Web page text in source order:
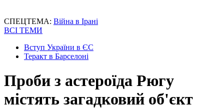
СПЕЦТЕМА: Війна в Ірані
ВСІ ТЕМИ
Вступ України в ЄС
Теракт в Барселоні
Проби з астероїда Рюгу
містять загадковий об'єкт